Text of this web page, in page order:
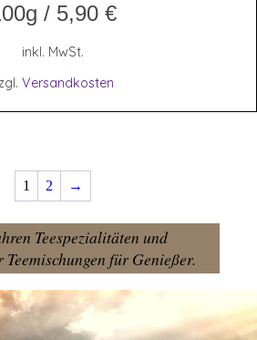
/ 5,90 €
inkl. MwSt.
Versandkosten
1 2 →
Teespezialitäten und
Teemischungen für Genießer.